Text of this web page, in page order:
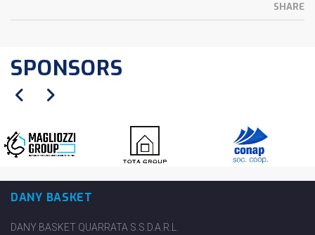
SHARE
SPONSORS
DANY BASKET
DANY BASKET QUARRATA S.S.D.A.R.L.